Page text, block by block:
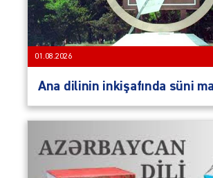
01.08.2026
Ana dilinin inkişafında süni